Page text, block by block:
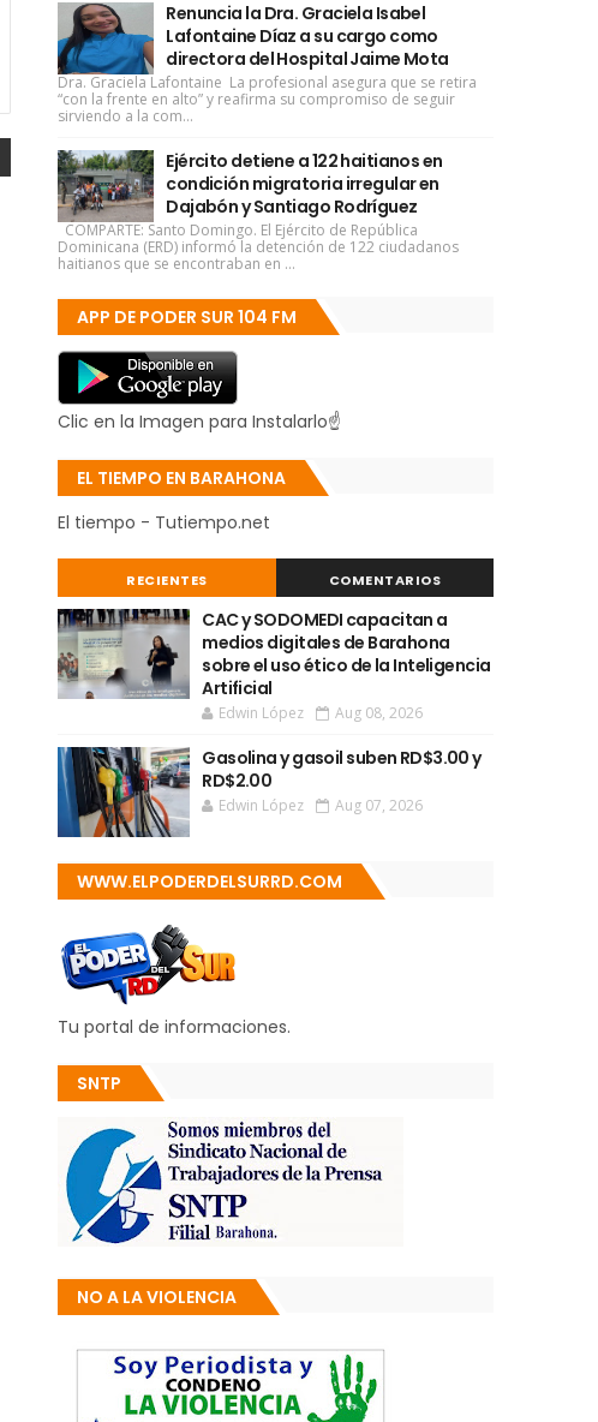
Renuncia la Dra. Graciela Isabel
Lafontaine Díaz a su cargo como
directora del Hospital Jaime Mota
Dra. Graciela Lafontaine La profesional asegura que se retira
“con la frente en alto” y reafirma su compromiso de seguir
sirviendo a la com...
Ejército detiene a 122 haitianos en
condición migratoria irregular en
Dajabón y Santiago Rodríguez
COMPARTE: Santo Domingo. El Ejército de República
Dominicana (ERD) informó la detención de 122 ciudadanos
haitianos que se encontraban en ...
APP DE PODER SUR 104 FM
Clic en la Imagen para Instalarlo☝
EL TIEMPO EN BARAHONA
El tiempo - Tutiempo.net
RECIENTES COMENTARIOS
CAC y SODOMEDI capacitan a
medios digitales de Barahona
sobre el uso ético de la Inteligencia
Artificial
Edwin López Aug 08, 2026
Gasolina y gasoil suben RD$3.00 y
RD$2.00
Edwin López Aug 07, 2026
WWW.ELPODERDELSURRD.COM
Tu portal de informaciones.
SNTP
NO A LA VIOLENCIA